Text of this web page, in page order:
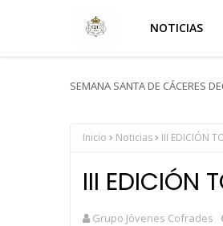
NOTICIAS
SEMANA SANTA DE CÁCERES
Inicio Noticias III EDICIÓN
III EDICIÓN
Grupo Jóvenes Cofrades